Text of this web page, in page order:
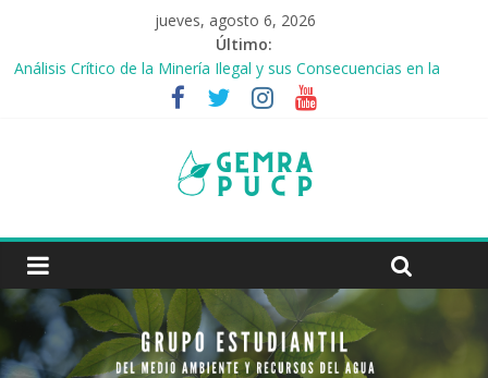
jueves, agosto 6, 2026
Último:
Análisis Crítico de la Minería Ilegal y sus Consecuencias en la
Reserva Natural de Tambopata
Contaminación del aire: grupos afectados y medidas de